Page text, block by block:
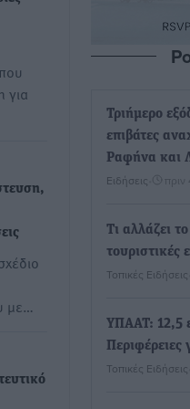
για
με…
Τριήμερο
επιβάτες
Ραφήνα και
Ειδήσεις πριν
Τι αλλάζει
τουριστικές
Τοπικές Ειδήσεις
ΥΠΑΑΤ: 12,5
Περιφέρειες
Τοπικές Ειδήσεις